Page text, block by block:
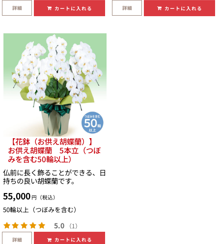
詳細 カートに入れる 詳細 カートに入れる
【花鉢（お供え胡蝶蘭）】
お供え胡蝶蘭 5本立（つぼ
みを含む50輪以上）
仏前に長く飾ることができる、日
持ちの良い胡蝶蘭です。
55,000 円（税込）
50輪以上（つぼみを含む）
5.0 （1）
詳細 カートに入れる